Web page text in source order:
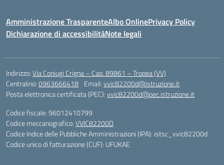
Amministrazione TrasparenteAlbo OnlinePrivacy Policy
Dichiarazione di accessibilitàNote legali
Indirizzo:Via Coniugi Crigna – Cap. 89861 – Tropea (VV)
Centralino:0963666418 Email:vvic82200d@istruzione.it
Posta elettronica certificata (PEC):vvic82200d@pec.istruzione.it
Codice fiscale: 96012410799
Codice meccanografico:VVIC82200D
Codice Indice delle Pubbliche Amministrazioni (IPA): istsc_vvic82200d
Codice unico di fatturazione (CUF): UFUKAE